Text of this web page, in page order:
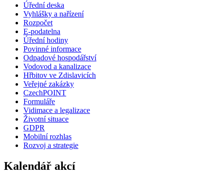
Úřední deska
Vyhlášky a nařízení
Rozpočet
E-podatelna
Úřední hodiny
Povinné informace
Odpadové hospodářství
Vodovod a kanalizace
Hřbitov ve Zdislavicích
Veřejné zakázky
CzechPOINT
Formuláře
Vidimace a legalizace
Životní situace
GDPR
Mobilní rozhlas
Rozvoj a strategie
Kalendář akcí